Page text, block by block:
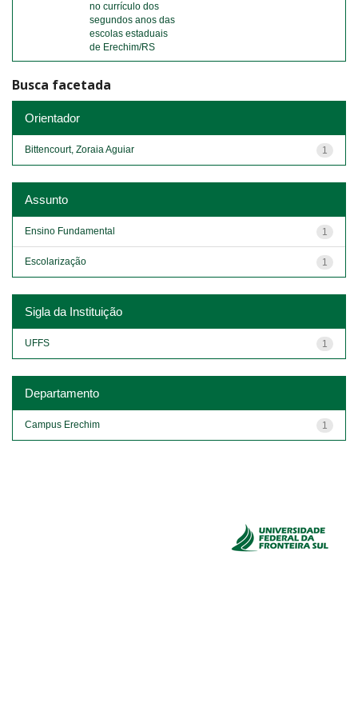
no currículo dos
segundos anos das
escolas estaduais
de Erechim/RS
Busca facetada
Orientador
1
Bittencourt, Zoraia Aguiar
Assunto
1
Ensino Fundamental
1
Escolarização
Sigla da Instituição
1
UFFS
Departamento
1
Campus Erechim